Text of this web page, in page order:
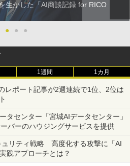
生かした「AI商談記録 for RICO
●
● ●
1週間 1カ月
レポート記事が2週連続で1位、2位は
タセンター「宮城AIデータセンター」
バーのハウジングサービスを提供
リティ戦略 高度化する攻撃に「AI
践アプローチとは？